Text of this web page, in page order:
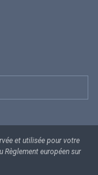
et utilisée pour votre
Règlement européen sur